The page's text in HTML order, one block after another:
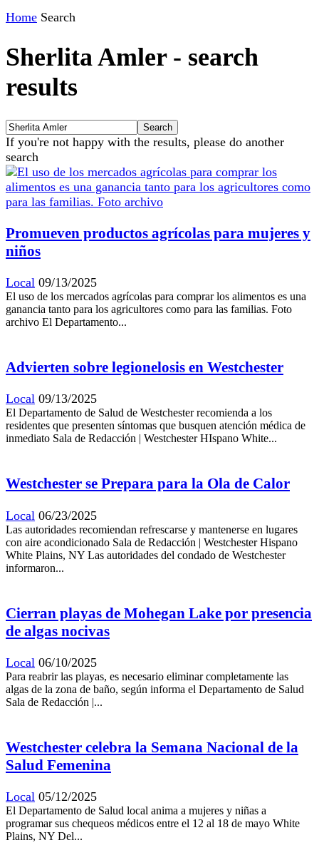
Home Search
Sherlita Amler- search
results
If you're not happy with the results, please do another
search
Promueven productos agrícolas para mujeres y
niños
Local 09/13/2025
El uso de los mercados agrícolas para comprar los alimentos es una
ganancia tanto para los agricultores como para las familias. Foto
archivo El Departamento...
Advierten sobre legionelosis en Westchester
Local 09/13/2025
El Departamento de Salud de Westchester recomienda a los
residentes que presenten síntomas que busquen atención médica de
inmediato Sala de Redacción | Westchester HIspano White...
Westchester se Prepara para la Ola de Calor
Local 06/23/2025
Las autoridades recomiendan refrescarse y mantenerse en lugares
con aire acondicionado Sala de Redacción | Westchester Hispano
White Plains, NY Las autoridades del condado de Westchester
informaron...
Cierran playas de Mohegan Lake por presencia
de algas nocivas
Local 06/10/2025
Para reabrir las playas, es necesario eliminar completamente las
algas de la zona de baño, según informa el Departamento de Salud
Sala de Redacción |...
Westchester celebra la Semana Nacional de la
Salud Femenina
Local 05/12/2025
El Departamento de Salud local anima a mujeres y niñas a
programar sus chequeos médicos entre el 12 al 18 de mayo White
Plains, NY Del...